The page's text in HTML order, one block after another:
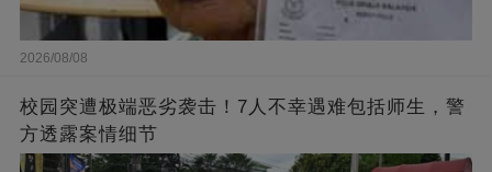
2026/08/08
校园突遭极端恶劣袭击！7人不幸遇难包括师生，警
方透露案情细节